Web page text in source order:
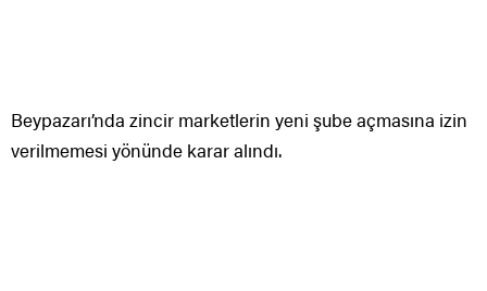
Beypazarı’nda zincir marketlerin yeni şube açmasına izin
verilmemesi yönünde karar alındı.